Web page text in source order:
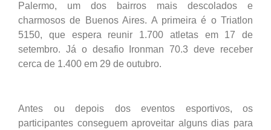
Palermo, um dos bairros mais descolados e
charmosos de Buenos Aires. A primeira é o Triatlon
5150, que espera reunir 1.700 atletas em 17 de
setembro. Já o desafio Ironman 70.3 deve receber
cerca de 1.400 em 29 de outubro.
Antes ou depois dos eventos esportivos, os
participantes conseguem aproveitar alguns dias para